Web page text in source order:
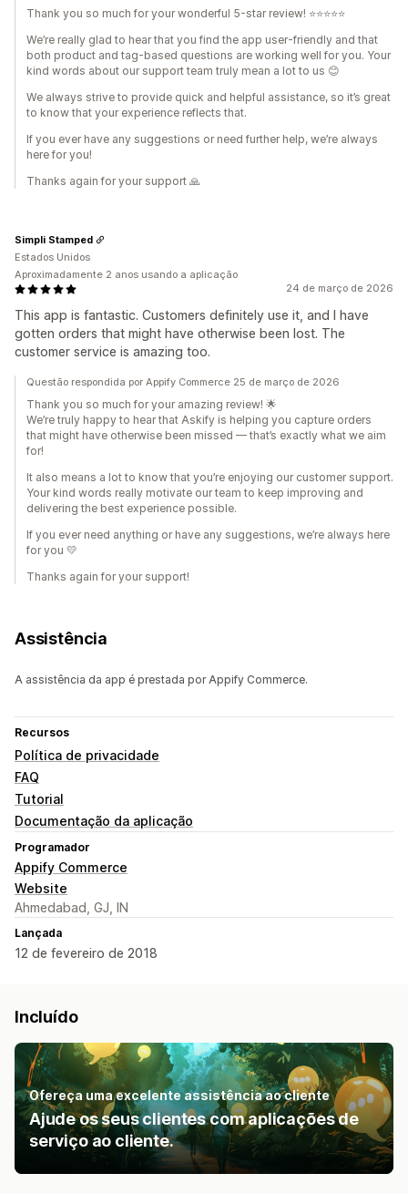
Thank you so much for your wonderful 5-star review! ⭐⭐⭐⭐⭐
We’re really glad to hear that you find the app user-friendly and that
both product and tag-based questions are working well for you. Your
kind words about our support team truly mean a lot to us 😊
We always strive to provide quick and helpful assistance, so it’s great
to know that your experience reflects that.
If you ever have any suggestions or need further help, we’re always
here for you!
Thanks again for your support 🙏
24 de março de 2026
This app is fantastic. Customers definitely use it, and I have
gotten orders that might have otherwise been lost. The
customer service is amazing too.
Simpli Stamped
Estados Unidos
Aproximadamente 2 anos usando a aplicação
Questão respondida por Appify Commerce 25 de março de 2026
Thank you so much for your amazing review! 🌟
We’re truly happy to hear that Askify is helping you capture orders
that might have otherwise been missed — that’s exactly what we aim
for!
It also means a lot to know that you’re enjoying our customer support.
Your kind words really motivate our team to keep improving and
delivering the best experience possible.
If you ever need anything or have any suggestions, we’re always here
for you 💛
Thanks again for your support!
Assistência
A assistência da app é prestada por Appify Commerce.
Recursos
Política de privacidade
FAQ
Tutorial
Documentação da aplicação
Programador
Appify Commerce
Website
Ahmedabad, GJ, IN
Lançada
12 de fevereiro de 2018
Incluído
Ofereça uma excelente assistência ao cliente
Ajude os seus clientes com aplicações de
serviço ao cliente.